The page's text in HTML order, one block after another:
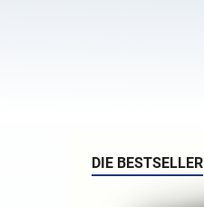
DIE BESTSELLER